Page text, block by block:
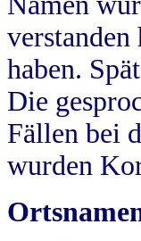
verstanden
haben.
Die
Fällen bei
wurden